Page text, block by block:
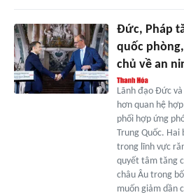
Đức, Pháp
quốc
chủ về an
Lãnh đạo Đức
hơn quan hệ
phối hợp ứng
Trung Quốc. Hai
trong lĩnh vực
quyết tâm tăng
châu Âu trong
muốn giảm dần